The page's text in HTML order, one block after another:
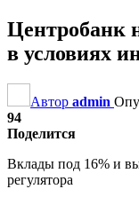
Центробанк
в условиях
Автор admin
94
Поделится
Вклады под 16% и
регулятора